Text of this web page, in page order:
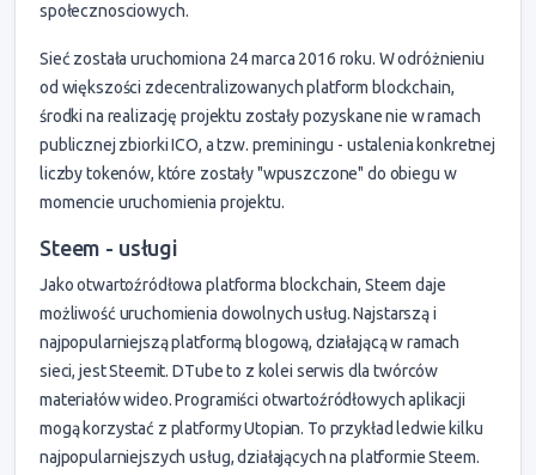
społecznosciowych.
Sieć została uruchomiona 24 marca 2016 roku. W odróżnieniu
od większości zdecentralizowanych platform blockchain,
środki na realizację projektu zostały pozyskane nie w ramach
publicznej zbiorki ICO, a tzw. preminingu - ustalenia konkretnej
liczby tokenów, które zostały "wpuszczone" do obiegu w
momencie uruchomienia projektu.
Steem - usługi
Jako otwartoźródłowa platforma blockchain, Steem daje
możliwość uruchomienia dowolnych usług. Najstarszą i
najpopularniejszą platformą blogową, działającą w ramach
sieci, jest Steemit. DTube to z kolei serwis dla twórców
materiałów wideo. Programiści otwartoźródłowych aplikacji
mogą korzystać z platformy Utopian. To przykład ledwie kilku
najpopularniejszych usług, działających na platformie Steem.